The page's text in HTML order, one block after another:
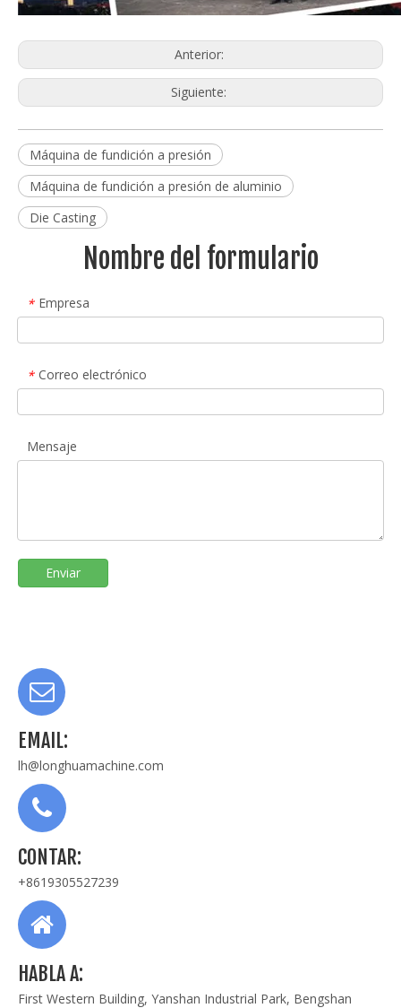
Anterior:
Siguiente:
Máquina de fundición a presión
Máquina de fundición a presión de aluminio
Die Casting
Nombre del formulario
* Empresa
* Correo electrónico
Mensaje
Enviar
EMAIL:
lh@longhuamachine.com
CONTAR:
+8619305527239
HABLA A:
First Western Building, Yanshan Industrial Park, Bengshan